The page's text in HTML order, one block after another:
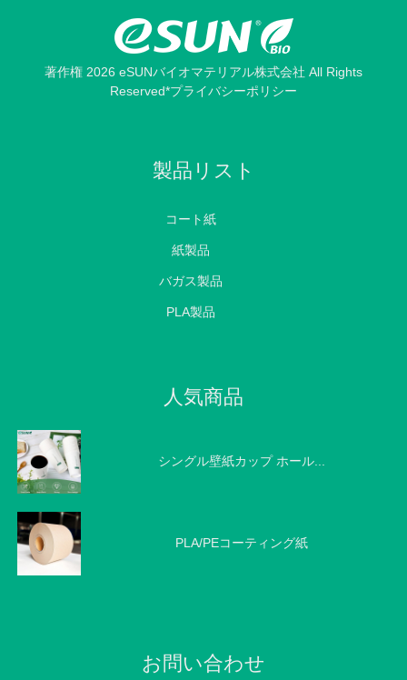
著作権 2026 eSUNバイオマテリアル株式会社 All Rights
Reserved*プライバシーポリシー
製品リスト
コート紙
紙製品
バガス製品
PLA製品
人気商品
シングル壁紙カップ ホール...
PLA/PEコーティング紙
お問い合わせ